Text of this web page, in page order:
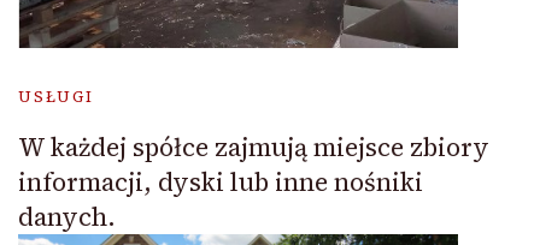
USŁUGI
W każdej spółce zajmują miejsce zbiory
informacji, dyski lub inne nośniki
danych.